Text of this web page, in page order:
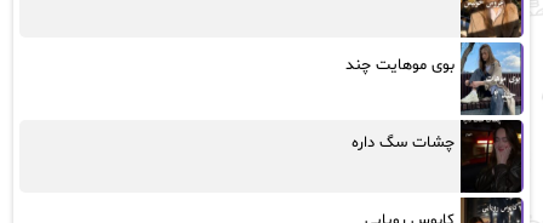
بوی موهایت چند
چشات سگ داره